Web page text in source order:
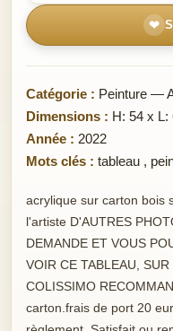
❤
Catégorie : Peinture —
Dimensions : H: 54 x L:
Année : 2022
Mots clés : tableau ,
acrylique sur carton bois
l'artiste D'AUTRES
DEMANDE ET VOUS
VOIR CE TABLEAU,
COLISSIMO
carton.frais de port 20